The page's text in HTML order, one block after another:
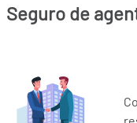
Seguro de